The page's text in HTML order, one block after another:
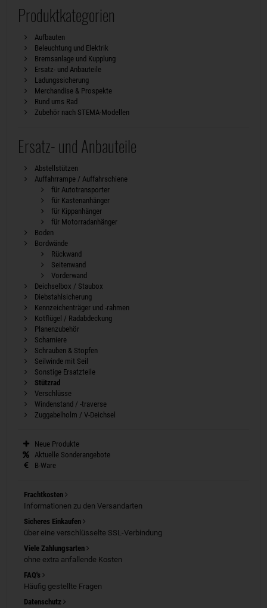
Produktkategorien
Aufbauten
Beleuchtung und Elektrik
Bremsanlage und Kupplung
Ersatz- und Anbauteile
Ladungssicherung
Merchandise & Prospekte
Rund ums Rad
Zubehör nach STEMA-Modellen
Ersatz- und Anbauteile
Abstellstützen
Auffahrrampe / Auffahrschiene
für Autotransporter
für Kastenanhänger
für Kippanhänger
für Motorradanhänger
Boden
Bordwände
Rückwand
Seitenwand
Vorderwand
Deichselbox / Staubox
Diebstahlsicherung
Kennzeichenträger und -rahmen
Kotflügel / Radabdeckung
Planenzubehör
Scharniere
Schrauben & Stopfen
Seilwinde mit Seil
Sonstige Ersatzteile
Stützrad
Verschlüsse
Windenstand / -traverse
Zuggabelholm / V-Deichsel
Neue Produkte
Aktuelle Sonderangebote
B-Ware
Frachtkosten
Informationen zu den Versandarten
Sicheres Einkaufen
über eine verschlüsselte SSL-Verbindung
Viele Zahlungsarten
ohne extra anfallende Kosten
FAQ's
Häufig gestellte Fragen
Datenschutz